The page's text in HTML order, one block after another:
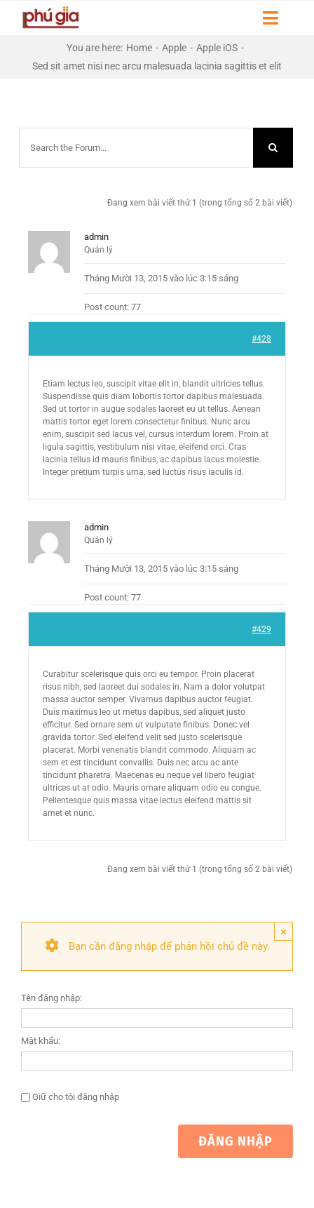
DỰ ÁN
LIÊN HỆ
You are here: Home - Apple - Apple iOS -
Sed sit amet nisi nec arcu malesuada lacinia sagittis et elit
Đang xem bài viết thứ 1 (trong tổng số 2 bài viết)
admin
Quản lý
Tháng Mười 13, 2015 vào lúc 3:15 sáng
Post count: 77
#428
Etiam lectus leo, suscipit vitae elit in, blandit ultricies tellus.
Suspendisse quis diam lobortis tortor dapibus malesuada.
Sed ut tortor in augue sodales laoreet eu ut tellus. Aenean
mattis tortor eget lorem consectetur finibus. Nunc arcu
enim, suscipit sed lacus vel, cursus interdum lorem. Proin at
ligula sagittis, vestibulum nisi vitae, eleifend orci. Cras
lacinia tellus id mauris finibus, ac dapibus lacus molestie.
Integer pretium turpis urna, sed luctus risus iaculis id.
admin
Quản lý
Tháng Mười 13, 2015 vào lúc 3:15 sáng
Post count: 77
#429
Curabitur scelerisque quis orci eu tempor. Proin placerat
risus nibh, sed laoreet dui sodales in. Nam a dolor volutpat
massa auctor semper. Vivamus dapibus auctor feugiat.
Duis maximus leo ut metus dapibus, sed aliquet justo
efficitur. Sed ornare sem ut vulputate finibus. Donec vel
gravida tortor. Sed eleifend velit sed justo scelerisque
placerat. Morbi venenatis blandit commodo. Aliquam ac
sem et est tincidunt convallis. Duis nec arcu ac ante
tincidunt pharetra. Maecenas eu neque vel libero feugiat
ultrices ut at odio. Mauris ornare aliquam odio eu congue.
Pellentesque quis massa vitae lectus eleifend mattis sit
amet et nunc.
Đang xem bài viết thứ 1 (trong tổng số 2 bài viết)
×
Bạn cần đăng nhập để phản hồi chủ đề này.
Tên đăng nhập:
Mật khẩu:
Giữ cho tôi đăng nhập
ĐĂNG NHẬP